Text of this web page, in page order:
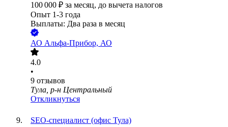
100 000 ₽ за месяц, до вычета налогов
Опыт 1-3 года
Выплаты: Два раза в месяц
АО Альфа-Прибор, АО
4.0
•
9 отзывов
Тула, р-н Центральный
Откликнуться
SEO-специалист (офис Тула)